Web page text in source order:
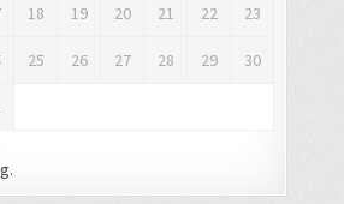
18 19 20 21 22 23
25 26 27 28 29 30